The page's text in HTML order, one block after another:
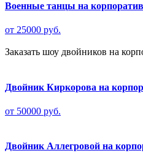
Военные танцы на корпоратив
от 25000 руб.
Заказать шоу двойников на
Двойник Киркорова на
от 50000 руб.
Двойник Аллегровой на